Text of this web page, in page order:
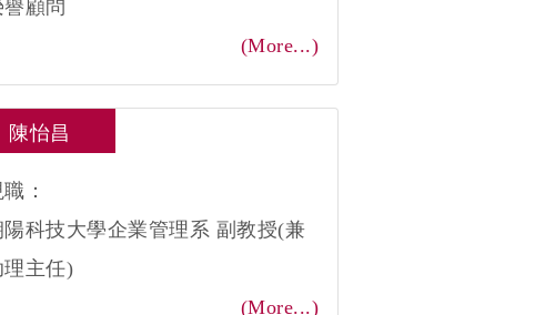
譽顧問
(More...)
陳怡昌
：
陽科技大學企業管理系 副教授(兼
理主任)
(More...)